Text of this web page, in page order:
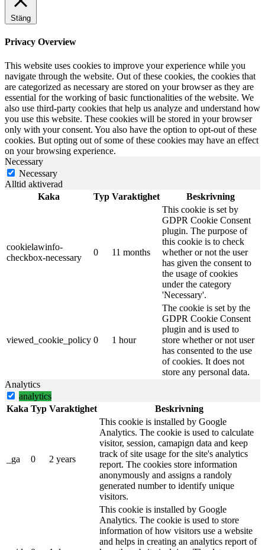
Stäng
Privacy Overview
This website uses cookies to improve your experience while you
navigate through the website. Out of these cookies, the cookies that
are categorized as necessary are stored on your browser as they are
essential for the working of basic functionalities of the website. We
also use third-party cookies that help us analyze and understand how
you use this website. These cookies will be stored in your browser
only with your consent. You also have the option to opt-out of these
cookies. But opting out of some of these cookies may have an effect
on your browsing experience.
Necessary
Necessary
Alltid aktiverad
Kaka
Typ Varaktighet Beskrivning
cookielawinfo-
checkbox-necessary
0 11 months
This cookie is set by
GDPR Cookie Consent
plugin. The purpose of
this cookie is to check
whether or not the user
has given the consent to
the usage of cookies
under the category
'Necessary'.
viewed_cookie_policy 0 1 hour
The cookie is set by the
GDPR Cookie Consent
plugin and is used to
store whether or not user
has consented to the use
of cookies. It does not
store any personal data.
Analytics
analytics
Kaka Typ Varaktighet Beskrivning
_ga 0 2 years
This cookie is installed by Google
Analytics. The cookie is used to calculate
visitor, session, camapign data and keep
track of site usage for the site's analytics
report. The cookies store information
anonymously and assigns a randoly
generated number to identify unique
visitors.
This cookie is installed by Google
Analytics. The cookie is used to store
information of how visitors use a website
and helps in creating an analytics report of